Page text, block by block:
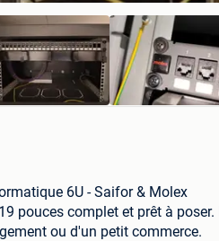
6U - Saifor & Molex
pouces complet et prêt à
ou d'un petit commerce.